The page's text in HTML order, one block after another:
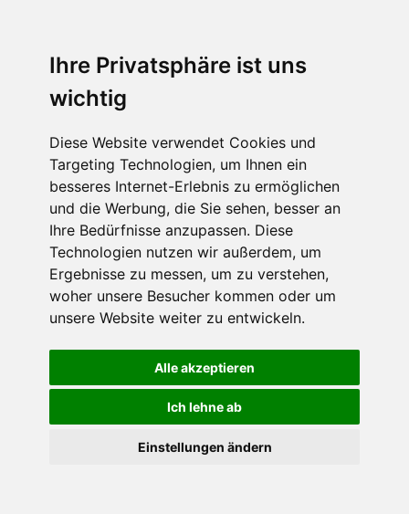
Ihre Privatsphäre ist uns
wichtig
Diese Website verwendet Cookies und
Targeting Technologien, um Ihnen ein
besseres Internet-Erlebnis zu ermöglichen
und die Werbung, die Sie sehen, besser an
Ihre Bedürfnisse anzupassen. Diese
Technologien nutzen wir außerdem, um
Ergebnisse zu messen, um zu verstehen,
woher unsere Besucher kommen oder um
unsere Website weiter zu entwickeln.
Alle akzeptieren
Ich lehne ab
Einstellungen ändern